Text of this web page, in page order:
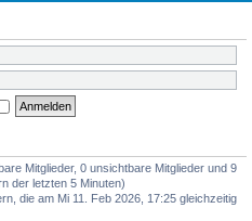
Mitglieder, 0 unsichtbare Mitglieder und 9
der letzten 5 Minuten)
die am Mi 11. Feb 2026, 17:25 gleichzeitig